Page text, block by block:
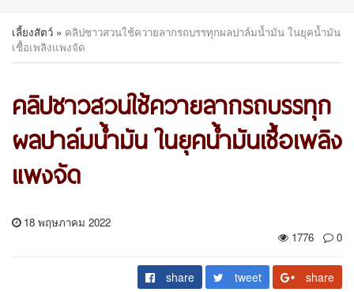
เลี้ยงสัตว์ » คลิปชาวสวนใช้ควายลากรถบรรทุกผลปาล์มน้ำมัน ในยุคน้ำมัน
เชื้อเพลิงแพงจัด
คลิปชาวสวนใช้ควายลากรถบรรทุก
ผลปาล์มน้ำมัน ในยุคน้ำมันเชื้อเพลิง
แพงจัด
18 พฤษภาคม 2022
1776
0
share tweet share